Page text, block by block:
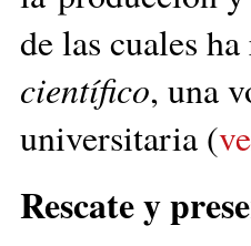
de las cuales
científico, una
universitaria (
Rescate y